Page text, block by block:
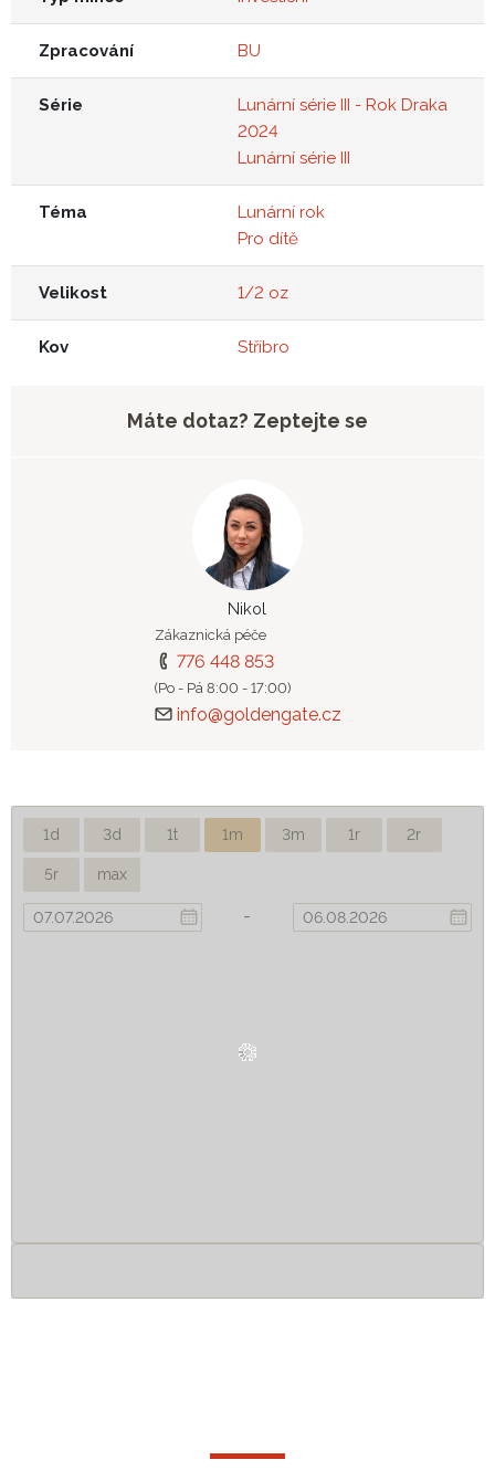
Zpracování BU
Série
Lunární série III - Rok Draka
2024
Lunární série III
Téma
Lunární rok
Pro dítě
Velikost 1/2 oz
Kov Stříbro
Máte dotaz? Zeptejte se
Nikol
Zákaznická péče
776 448 853
(Po - Pá 8:00 - 17:00)
info@goldengate.cz
1d 3d 1t 1m 3m 1r 2r
5r max
-